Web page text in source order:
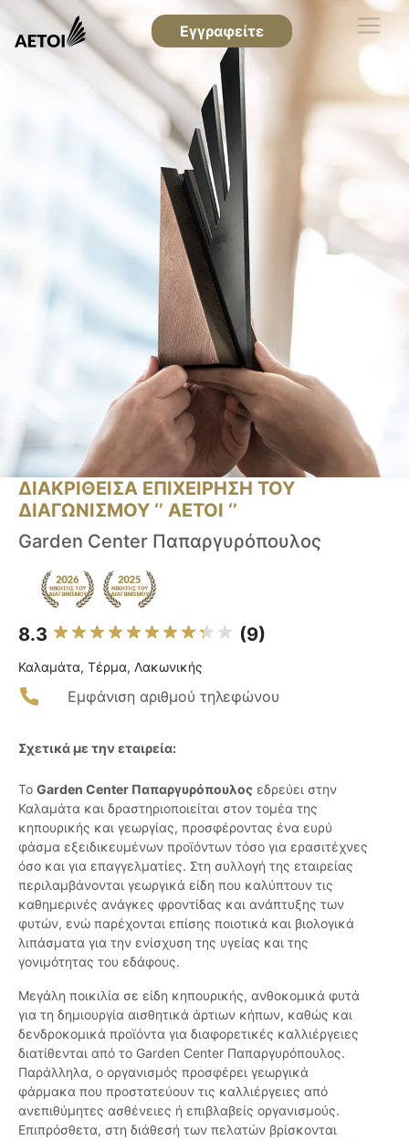
Εγγραφείτε
ΔΙΑΚΡΙΘΕΙΣΑ ΕΠΙΧΕΙΡΗΣΗ ΤΟΥ
ΔΙΑΓΩΝΙΣΜΟΥ ‘’ ΑΕΤΟΙ ‘’
Garden Center Παπαργυρόπουλος
8.3 (9)
Καλαμάτα, Tέρμα, Λακωνικής
Εμφάνιση αριθμού τηλεφώνου
Σχετικά με την εταιρεία:
Το Garden Center Παπαργυρόπουλος εδρεύει στην
Καλαμάτα και δραστηριοποιείται στον τομέα της
κηπουρικής και γεωργίας, προσφέροντας ένα ευρύ
φάσμα εξειδικευμένων προϊόντων τόσο για ερασιτέχνες
όσο και για επαγγελματίες. Στη συλλογή της εταιρείας
περιλαμβάνονται γεωργικά είδη που καλύπτουν τις
καθημερινές ανάγκες φροντίδας και ανάπτυξης των
φυτών, ενώ παρέχονται επίσης ποιοτικά και βιολογικά
λιπάσματα για την ενίσχυση της υγείας και της
γονιμότητας του εδάφους.
Μεγάλη ποικιλία σε είδη κηπουρικής, ανθοκομικά φυτά
για τη δημιουργία αισθητικά άρτιων κήπων, καθώς και
δενδροκομικά προϊόντα για διαφορετικές καλλιέργειες
διατίθενται από το Garden Center Παπαργυρόπουλος.
Παράλληλα, o οργανισμός προσφέρει γεωργικά
φάρμακα που προστατεύουν τις καλλιέργειες από
ανεπιθύμητες ασθένειες ή επιβλαβείς οργανισμούς.
Επιπρόσθετα, στη διάθεσή των πελατών βρίσκονται